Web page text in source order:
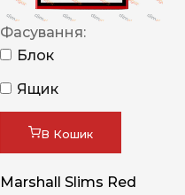
Фасування:
Блок
Ящик
В Кошик
Marshall Slims Red